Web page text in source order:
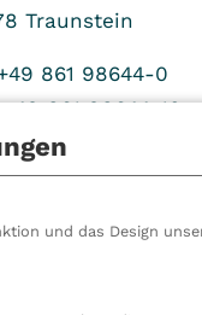
Traunstein
861 98644-0
861 98644-10
und das Design